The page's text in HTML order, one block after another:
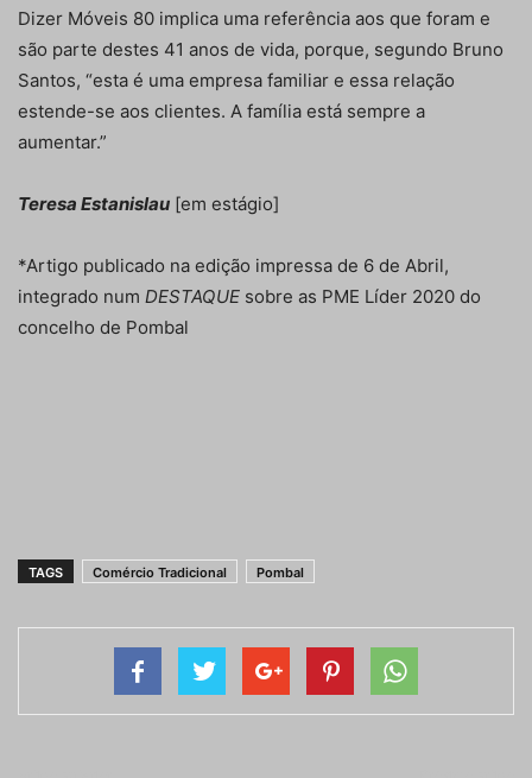
Dizer Móveis 80 implica uma referência aos que foram e
são parte destes 41 anos de vida, porque, segundo Bruno
Santos, “esta é uma empresa familiar e essa relação
estende-se aos clientes. A família está sempre a
aumentar.”
Teresa Estanislau [em estágio]
*Artigo publicado na edição impressa de 6 de Abril,
integrado num DESTAQUE sobre as PME Líder 2020 do
concelho de Pombal
TAGS Comércio Tradicional Pombal